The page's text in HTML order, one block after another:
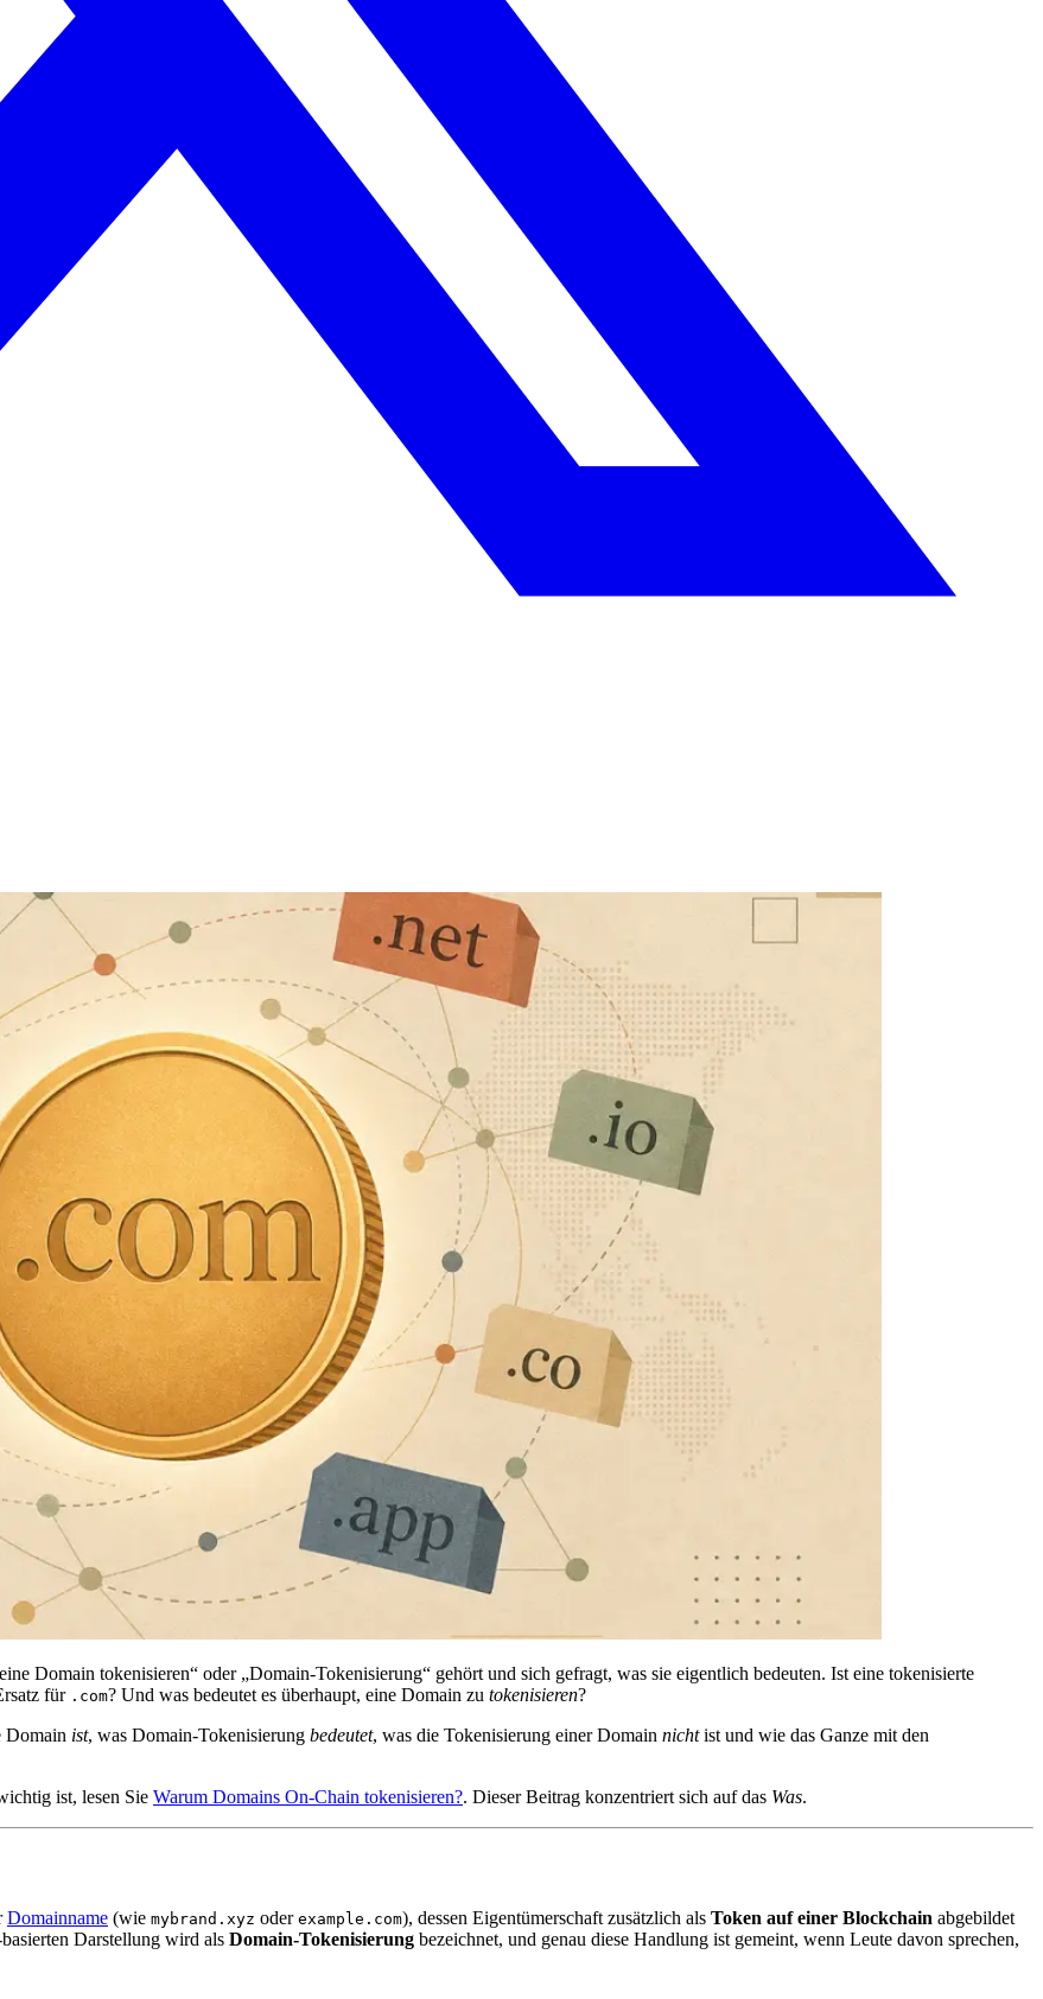
Domain tokenisieren“ oder „Domain-Tokenisierung“ gehört und sich gefragt, was sie eigentlich bedeuten. Ist eine tokenisierte
für .com? Und was bedeutet es überhaupt, eine Domain zu tokenisieren?
Domain ist, was Domain-Tokenisierung bedeutet, was die Tokenisierung einer Domain nichtist und wie das Ganze mit den
ist, lesen Sie Warum Domains On-Chain tokenisieren?. Dieser Beitrag konzentriert sich auf das Was.
Domainname (wie mybrand.xyz oder example.com), dessen Eigentümerschaft zusätzlich als Token auf einer Blockchain abgebildet
Darstellung wird als Domain-Tokenisierung bezeichnet, und genau diese Handlung ist gemeint, wenn Leute davon sprechen,